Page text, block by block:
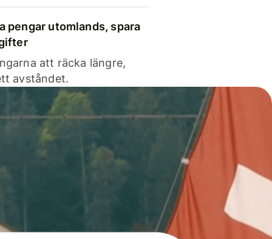
pengar utomlands, spara
att räcka längre,
avståndet.